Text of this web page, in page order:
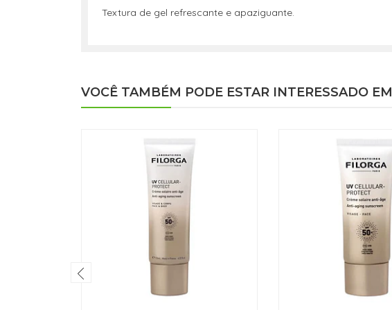
Textura de gel refrescante e apaziguante.
VOCÊ TAMBÉM PODE ESTAR INTERESSADO EM